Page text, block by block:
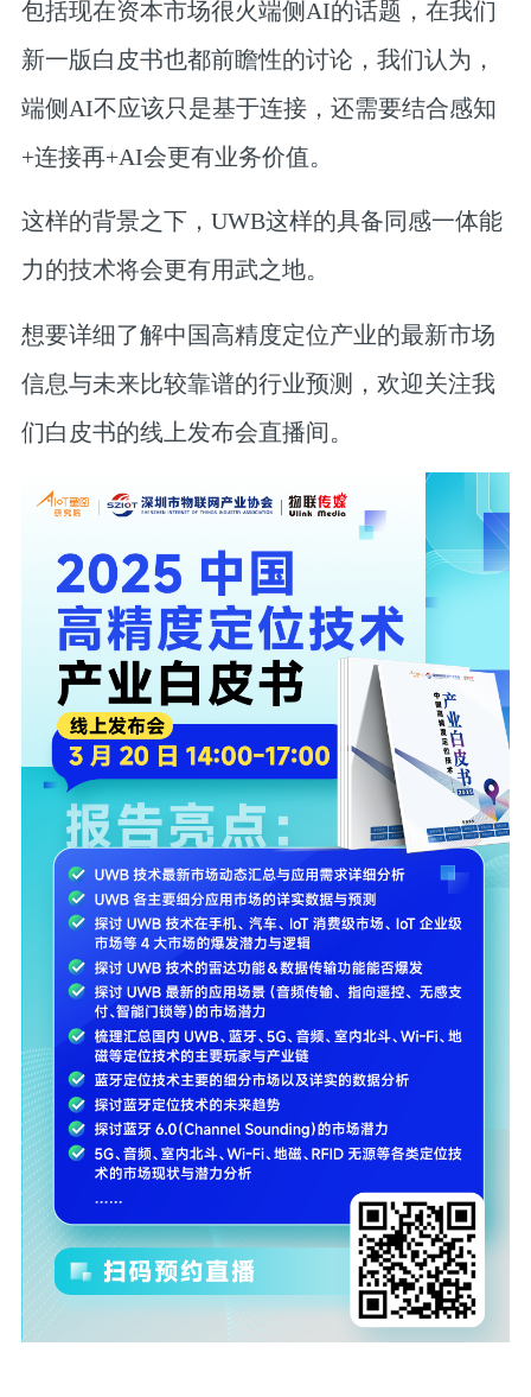
包括现在资本市场很火端侧AI的话题 ，在我们
新一版白皮书也都前瞻性的讨论，我们认为，
端侧AI不应该只是基于连接，还需要结合感知
+连接再+AI会更有业务价值。
这样的背景之下， UWB这样的具备同感一体能
力的技术将会更有用武之地。
想要详细了解中国高精度定位产业的最新市场
信息与未来比较靠谱的行业预测，欢迎关注我
们白皮书的线上发布会直播间。